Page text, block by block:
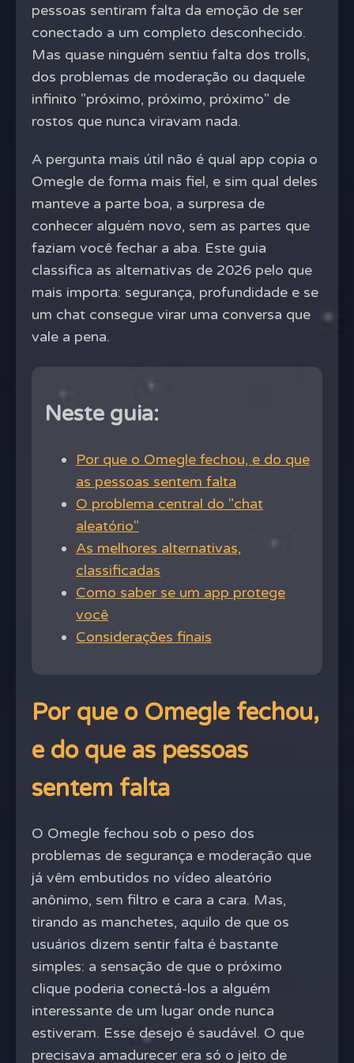
pessoas sentiram falta da emoção de ser
conectado a um completo desconhecido.
Mas quase ninguém sentiu falta dos trolls,
dos problemas de moderação ou daquele
infinito "próximo, próximo, próximo" de
rostos que nunca viravam nada.
A pergunta mais útil não é qual app copia o
Omegle de forma mais fiel, e sim qual deles
manteve a parte boa, a surpresa de
conhecer alguém novo, sem as partes que
faziam você fechar a aba. Este guia
classifica as alternativas de 2026 pelo que
mais importa: segurança, profundidade e se
um chat consegue virar uma conversa que
vale a pena.
Neste guia:
Por que o Omegle fechou, e do que
as pessoas sentem falta
O problema central do "chat
aleatório"
As melhores alternativas,
classificadas
Como saber se um app protege
você
Considerações finais
Por que o Omegle fechou,
e do que as pessoas
sentem falta
O Omegle fechou sob o peso dos
problemas de segurança e moderação que
já vêm embutidos no vídeo aleatório
anônimo, sem filtro e cara a cara. Mas,
tirando as manchetes, aquilo de que os
usuários dizem sentir falta é bastante
simples: a sensação de que o próximo
clique poderia conectá-los a alguém
interessante de um lugar onde nunca
estiveram. Esse desejo é saudável. O que
precisava amadurecer era só o jeito de